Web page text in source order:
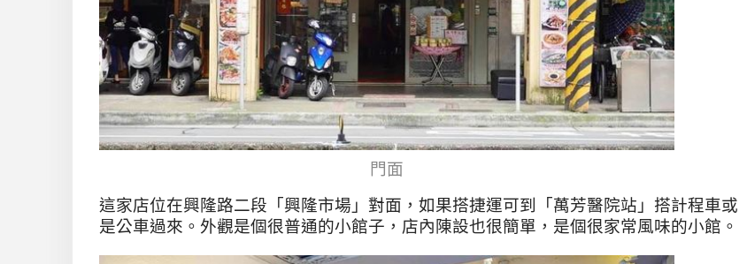
門面
這家店位在興隆路二段「興隆市場」對面，如果搭捷運可到「萬芳醫院站」搭計程車或
是公車過來。外觀是個很普通的小館子，店內陳設也很簡單，是個很家常風味的小館。